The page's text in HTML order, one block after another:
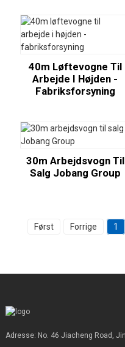
40m Løftevogne Til
Arbejde I Højden -
Fabriksforsyning
30m Arbejdsvogn Til
Salg Jobang Group
Først Forrige 1
Adresse: No. 46 Jiacheng Road,